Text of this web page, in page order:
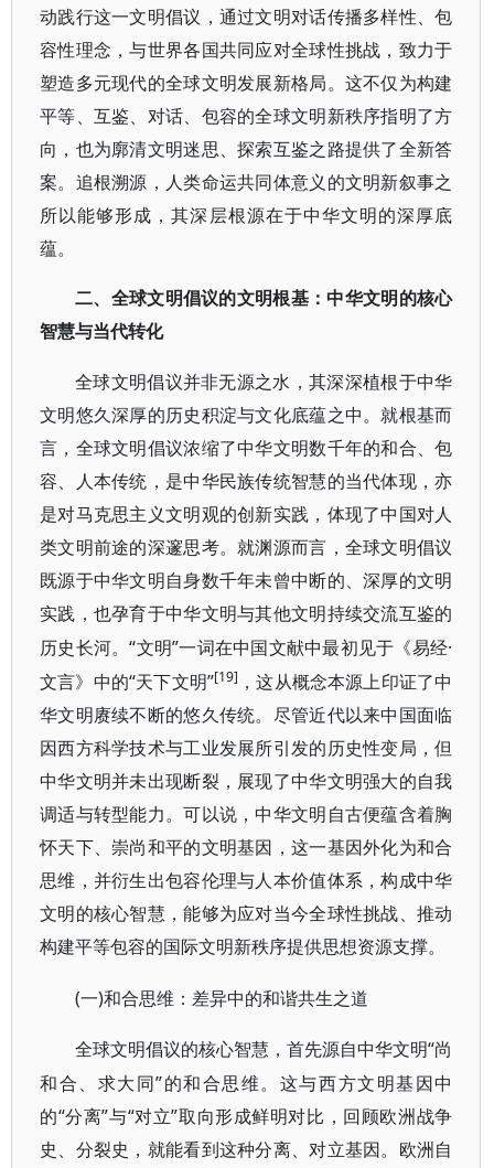
动践行这一文明倡议，通过文明对话传播多样性、包
容性理念，与世界各国共同应对全球性挑战，致力于
塑造多元现代的全球文明发展新格局。这不仅为构建
平等、互鉴、对话、包容的全球文明新秩序指明了方
向，也为廓清文明迷思、探索互鉴之路提供了全新答
案。追根溯源，人类命运共同体意义的文明新叙事之
所以能够形成，其深层根源在于中华文明的深厚底
蕴。
二、全球文明倡议的文明根基：中华文明的核心
智慧与当代转化
全球文明倡议并非无源之水，其深深植根于中华
文明悠久深厚的历史积淀与文化底蕴之中。就根基而
言，全球文明倡议浓缩了中华文明数千年的和合、包
容、人本传统，是中华民族传统智慧的当代体现，亦
是对马克思主义文明观的创新实践，体现了中国对人
类文明前途的深邃思考。就渊源而言，全球文明倡议
既源于中华文明自身数千年未曾中断的、深厚的文明
实践，也孕育于中华文明与其他文明持续交流互鉴的
历史长河。“文明”一词在中国文献中最初见于《易经·
文言》中的“天下文明”[19] ，这从概念本源上印证了中
华文明赓续不断的悠久传统。尽管近代以来中国面临
因西方科学技术与工业发展所引发的历史性变局，但
中华文明并未出现断裂，展现了中华文明强大的自我
调适与转型能力。可以说，中华文明自古便蕴含着胸
怀天下、崇尚和平的文明基因，这一基因外化为和合
思维，并衍生出包容伦理与人本价值体系，构成中华
文明的核心智慧，能够为应对当今全球性挑战、推动
构建平等包容的国际文明新秩序提供思想资源支撑。
(一)和合思维：差异中的和谐共生之道
全球文明倡议的核心智慧，首先源自中华文明“尚
和合、求大同”的和合思维。这与西方文明基因中
的“分离”与“对立”取向形成鲜明对比，回顾欧洲战争
史、分裂史，就能看到这种分离、对立基因。欧洲自